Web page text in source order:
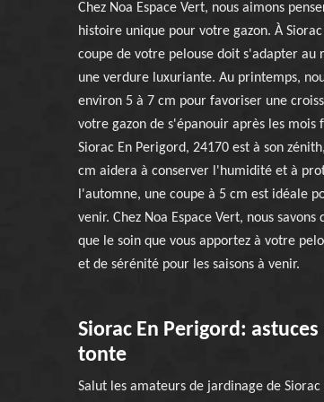
Chez Noa Espace Vert, nous aimons
histoire unique pour votre gazon. À
coupe de votre pelouse doit s'adapter au
une verdure luxuriante. Au printemps,
environ 5 à 7 cm pour favoriser une
votre gazon de s'épanouir après les mois
Siorac En Perigord, 24170 est à son
cm aidera à conserver l'humidité et à
l'automne, une coupe à 5 cm est idéale
venir. Chez Noa Espace Vert, nous
que le soin que vous apportez à votre
et de sérénité pour les saisons à venir.
Siorac En Perigord:
tonte
Salut les amateurs de jardinage de